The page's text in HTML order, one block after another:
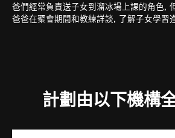
爸們經常負責送子女到溜冰場上課的角色,
爸爸在聚會期間和教練詳談, 了解子女學習
計劃由以下機構